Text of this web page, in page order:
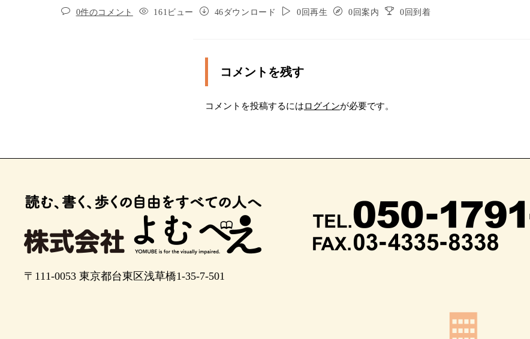
ポイント9
２０メートル先、横断歩道を渡ります。
0件のコメント
161ビュー 46ダウンロード 0回再生 0回案内 0回到着
コメントを残す
コメントを投稿するにはログインが必要です。
〒111-0053東京都台東区浅草橋1-35-7-501